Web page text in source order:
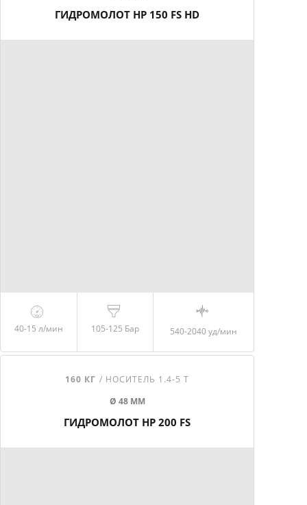
ГИДРОМОЛОТ HP 150 FS HD
40-15 л/мин 105-125 Бар 540-2040уд/мин
160 КГ / НОСИТЕЛЬ 1.4-5 Т
Ø 48 ММ
ГИДРОМОЛОТ HP 200 FS